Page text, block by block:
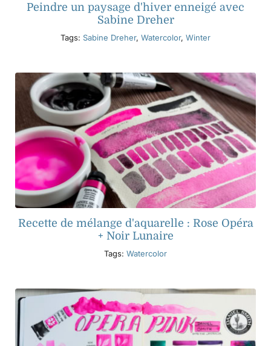
Peindre un paysage d'hiver enneigé avec
Sabine Dreher
Tags: Sabine Dreher, Watercolor, Winter
Recette de mélange d'aquarelle : Rose Opéra
+ Noir Lunaire
Tags: Watercolor